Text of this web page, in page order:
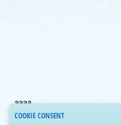
aaaa
COOKIE CONSENT